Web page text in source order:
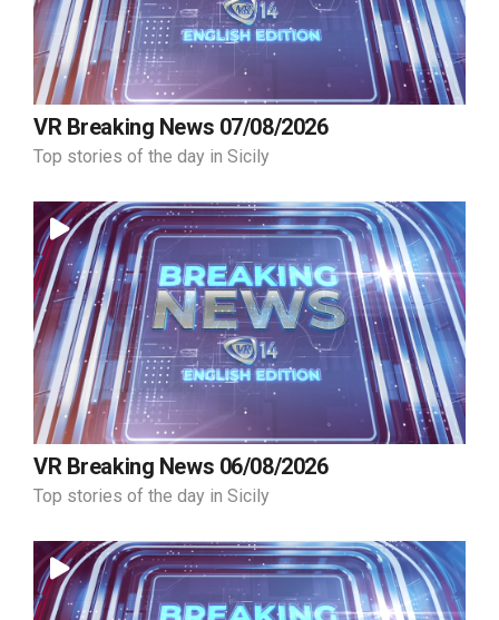
VR Breaking News 07/08/2026
Top stories of the day in Sicily
VR Breaking News 06/08/2026
Top stories of the day in Sicily